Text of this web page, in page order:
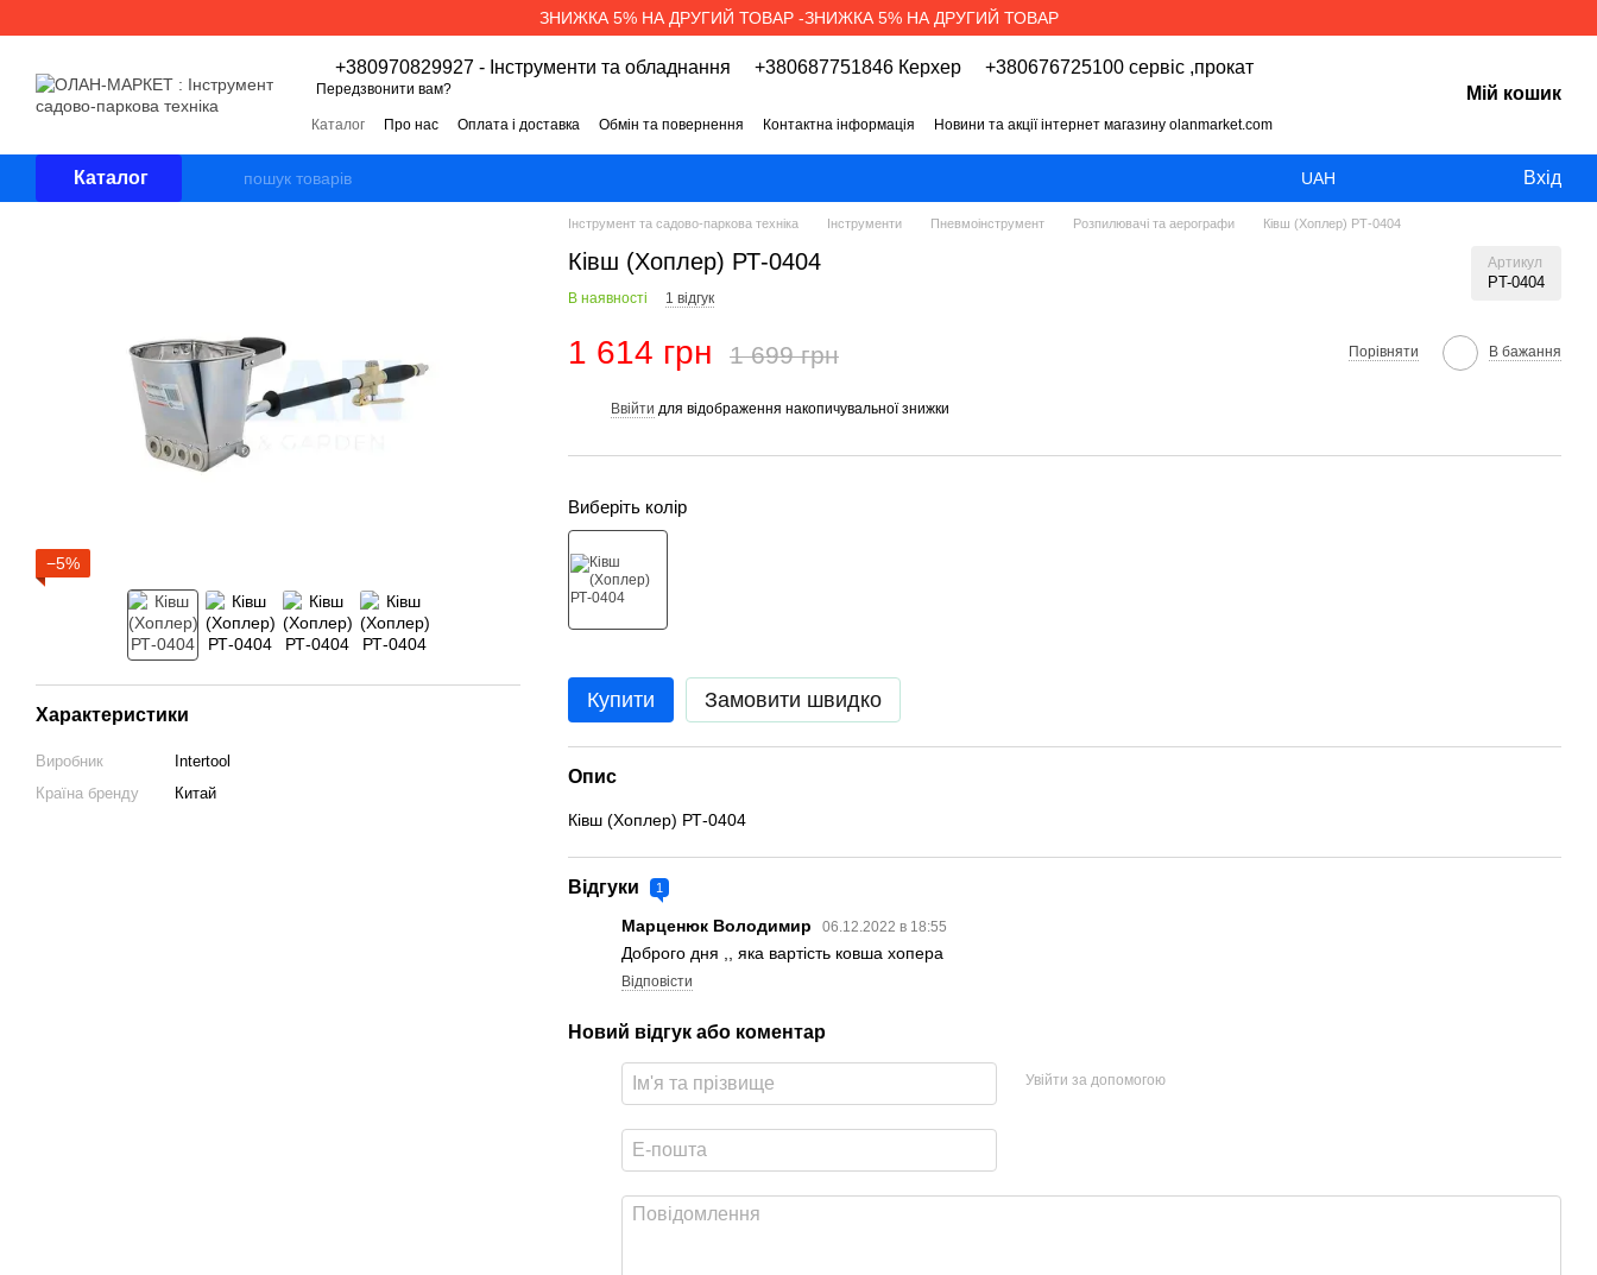
ЗНИЖКА 5% НА ДРУГИЙ ТОВАР -ЗНИЖКА 5% НА ДРУГИЙ ТОВАР
+380970829927 - Інструменти та обладнання +380687751846 Керхер +380676725100 сервіс ,прокат
Передзвонити вам?
Каталог Про нас Оплата і доставка Обмін та повернення Контактна інформація
Новини та акції інтернет магазину olanmarket.com
Мій кошик
Каталог UAH Вхід
−5%
Характеристики
Виробник
Intertool
Країна бренду
Китай
Інструмент та садово-паркова техніка Інструменти Пневмоінструмент Розпилювачі та аерографи Ківш (Хоплер) РТ-0404
Ківш (Хоплер) РТ-0404 Артикул
PT-0404
В наявності 1 відгук
1 614 грн 1 699 грн Порівняти В бажання
Ввійти для відображення накопичувальної знижки
Виберіть колір
Купити Замовити швидко
Опис
Ківш (Хоплер) РТ-0404
Відгуки 1
Марценюк Володимир 06.12.2022 в 18:55
Доброго дня ,, яка вартість ковша хопера
Відповісти
Новий відгук або коментар
Увійти за допомогою